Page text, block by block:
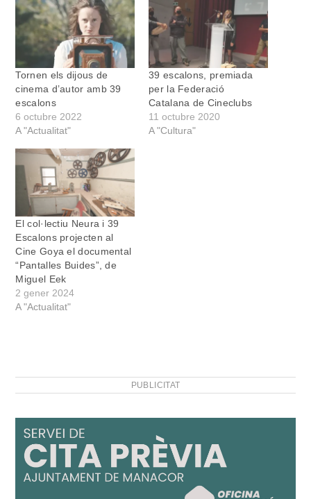
Tornen els dijous de
cinema d’autor amb 39
escalons
6 octubre 2022
A "Actualitat"
39 escalons, premiada
per la Federació
Catalana de Cineclubs
11 octubre 2020
A "Cultura"
El col·lectiu Neura i 39
Escalons projecten al
Cine Goya el documental
“Pantalles Buides”, de
Miguel Eek
2 gener 2024
A "Actualitat"
PUBLICITAT